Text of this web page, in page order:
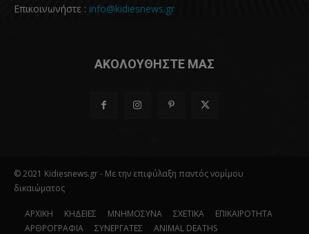
Επικοινωνήστε : info@kidiesnews.gr
ΑΚΟΛΟΥΘΗΣΤΕ ΜΑΣ
© 2021 Kidiesnews.gr - Με την επιφύλαξη παντός νομίμου
δικαιώματος
ΑΡΧΙΚΗ ΚΗΔΕΙΕΣ ΜΝΗΜΟΣΥΝΑ ΣΧΕΤΙΚΑ
ΕΠΙΚΑΙΡΟΤΗΤΑ
ΑΡΘΡΟΓΡΑΦΙΑ
ΣΥΝΕΡΓΑΤΕΣ ANIMAL DEATHS